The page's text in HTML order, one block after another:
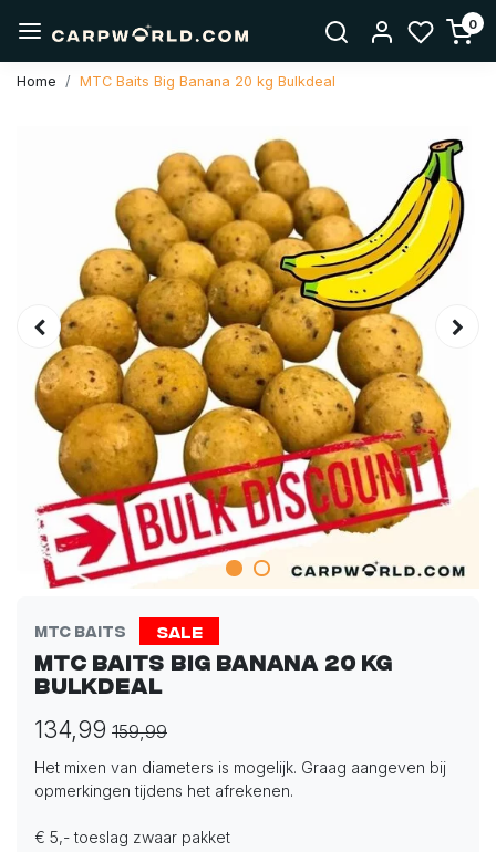
0
Home MTC Baits Big Banana 20 kg Bulkdeal
MTC Baits Sale
MTC Baits Big Banana 20 kg
Bulkdeal
134,99 159,99
Het mixen van diameters is mogelijk. Graag aangeven bij
opmerkingen tijdens het afrekenen.
€ 5,- toeslag zwaar pakket